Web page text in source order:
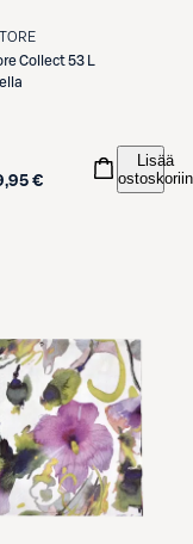
Collect 53 L
€
Lisää
ostoskoriin